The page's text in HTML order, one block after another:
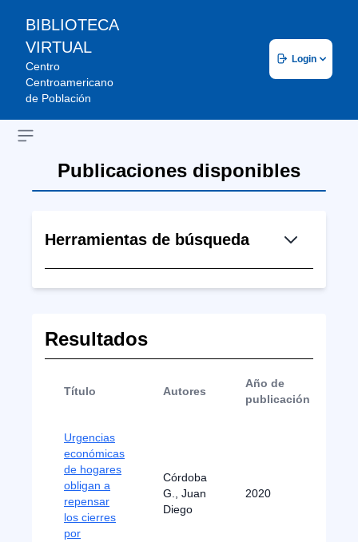
BIBLIOTECA
VIRTUAL
Centro
Centroamericano
de Población
Login
Open sidebar
Publicaciones disponibles
Herramientas de búsqueda
Resultados
Título Autores
Año de
publicación
Urgencias
económicas
de hogares
obligan a
repensar
los cierres
por
Córdoba
G., Juan
Diego
2020